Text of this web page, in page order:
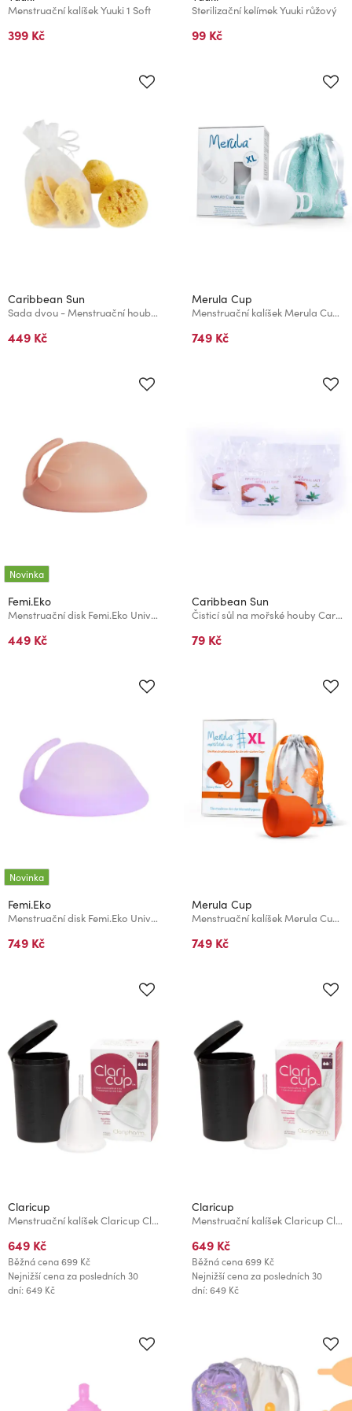
Menstruační kalíšek Yuuki 1 Soft
399 Kč
Sterilizační kelímek Yuuki růžový
99 Kč
Caribbean Sun
Sada dvou - Menstruační houba Premium Intim L
449 Kč
Merula Cup
Menstruační kalíšek Merula Cup XL Ice
749 Kč
Novinka
Femi.Eko
Menstruační disk Femi.Eko Universal Hard Powder
449 Kč
Caribbean Sun
Čisticí sůl na mořské houby Caribbean Sun Tea Tree 70 g
79 Kč
Novinka
Femi.Eko
Menstruační disk Femi.Eko Universal Safe Soft Antibakteriální Lila
749 Kč
Merula Cup
Menstruační kalíšek Merula Cup XL Fox
749 Kč
Claricup
Menstruační kalíšek Claricup Clear 3
649 Kč
Běžná cena699 Kč
Nejnižší cena za posledních 30
dní: 649 Kč
Claricup
Menstruační kalíšek Claricup Clear 2
649 Kč
Běžná cena699 Kč
Nejnižší cena za posledních 30
dní: 649 Kč